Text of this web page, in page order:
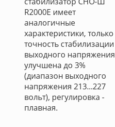
R2000E имеет
аналогичные
характеристики, только
точность стабилизации
выходного напряжения
улучшена до 3%
(диапазон выходного
напряжения 213...227
вольт), регулировка -
плавная.